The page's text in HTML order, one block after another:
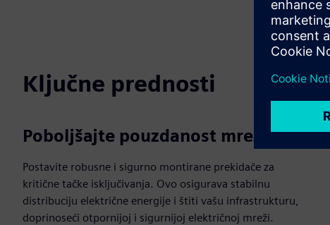
Ključne prednosti
Poboljšajte pouzdanost mreže
Postavite robusne i sigurno montirane prekidače za
kritične tačke isključivanja. Ovo osigurava stabilnu
distribuciju električne energije i štiti vašu infrastrukturu,
doprinoseći otpornijoj i sigurnijoj električnoj mreži.